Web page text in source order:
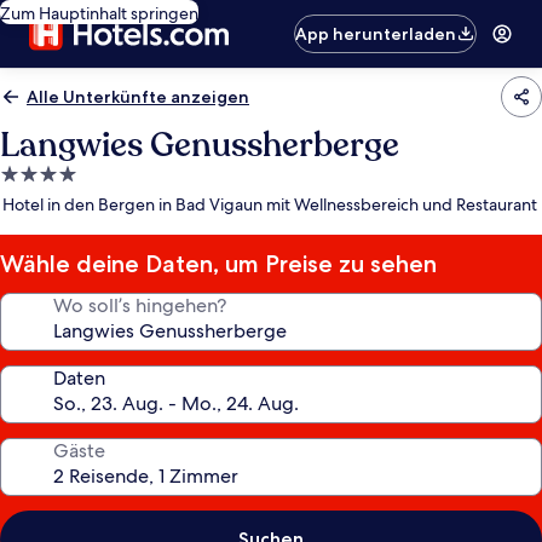
Zum Hauptinhalt springen
App herunterladen
Alle Unterkünfte anzeigen
Langwies Genussherberge
4.0-
Sterne-
Hotel in den Bergen in Bad Vigaun mit Wellnessbereich und Restaurant
Wähle deine Daten, um Preise zu sehen
Wo soll’s hingehen?
Daten
Gäste